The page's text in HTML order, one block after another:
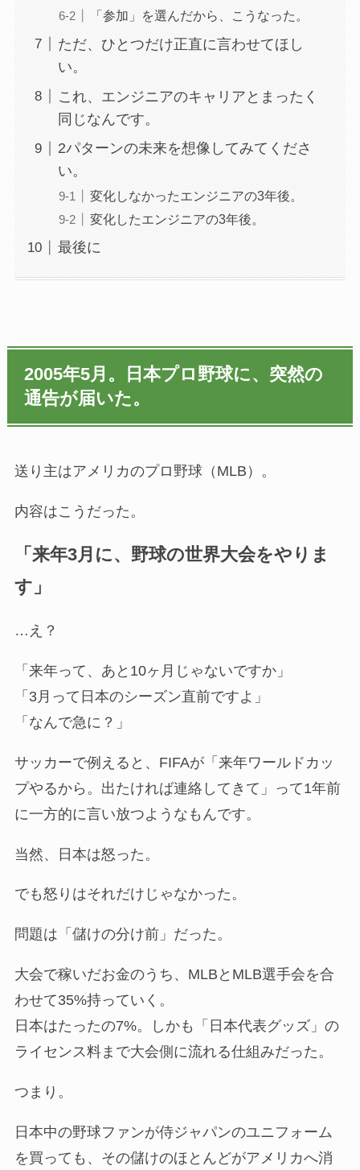
「参加」を選んだから、こうなった。
ただ、ひとつだけ正直に言わせてほし
い。
これ、エンジニアのキャリアとまったく
同じなんです。
2パターンの未来を想像してみてくださ
い。
変化しなかったエンジニアの3年後。
変化したエンジニアの3年後。
最後に
2005年5月。日本プロ野球に、突然の
通告が届いた。
送り主はアメリカのプロ野球（MLB）。
内容はこうだった。
「来年3月に、野球の世界大会をやりま
す」
…え？
「来年って、あと10ヶ月じゃないですか」
「3月って日本のシーズン直前ですよ」
「なんで急に？」
サッカーで例えると、FIFAが「来年ワールドカッ
プやるから。出たければ連絡してきて」って1年前
に一方的に言い放つようなもんです。
当然、日本は怒った。
でも怒りはそれだけじゃなかった。
問題は「儲けの分け前」だった。
大会で稼いだお金のうち、MLBとMLB選手会を合
わせて35%持っていく。
日本はたったの7%。しかも「日本代表グッズ」の
ライセンス料まで大会側に流れる仕組みだった。
つまり。
日本中の野球ファンが侍ジャパンのユニフォーム
を買っても、その儲けのほとんどがアメリカへ消